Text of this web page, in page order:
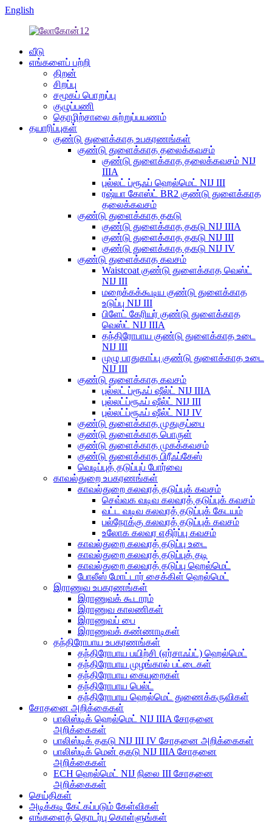
English
வீடு
எங்களைப் பற்றி
திறன்
சிறப்பு
சமூகப் பொறுப்பு
குழுப்பணி
தொழிற்சாலை சுற்றுப்பயணம்
தயாரிப்புகள்
குண்டு துளைக்காத உபகரணங்கள்
குண்டு துளைக்காத தலைக்கவசம்
குண்டு துளைக்காத தலைக்கவசம் NIJ
IIIA
புல்லட் ப்ரூஃப் ஹெல்மெட் NIJ III
ரஷ்யா கோஸ்ட் BR2 குண்டு துளைக்காத
தலைக்கவசம்
குண்டு துளைக்காத தகடு
குண்டு துளைக்காத தகடு NIJ IIIA
குண்டு துளைக்காத தகடு NIJ III
குண்டு துளைக்காத தகடு NIJ IV
குண்டு துளைக்காத கவசம்
Waistcoat குண்டு துளைக்காத வெஸ்ட்
NIJ III
மறைக்கக்கூடிய குண்டு துளைக்காத
உடுப்பு NIJ III
பிளேட் கேரியர் குண்டு துளைக்காத
வெஸ்ட் NIJ IIIA
தந்திரோபாய குண்டு துளைக்காத உடை
NIJ III
முழு பாதுகாப்பு குண்டு துளைக்காத உடை
NIJ III
குண்டு துளைக்காத கவசம்
புல்லட் ப்ரூஃப் ஷீல்ட் NIJ IIIA
புல்லட்ப்ரூஃப் ஷீல்ட் NIJ III
புல்லட்ப்ரூஃப் ஷீல்ட் NIJ IV
குண்டு துளைக்காத முதுகுப்பை
குண்டு துளைக்காத பொருள்
குண்டு துளைக்காத முகக்கவசம்
குண்டு துளைக்காத பிரீஃப்கேஸ்
வெடிப்புத் தடுப்புப் போர்வை
காவல்துறை உபகரணங்கள்
காவல்துறை கலவரத் தடுப்புக் கவசம்
செவ்வக வடிவ கலவரத் தடுப்புக் கவசம்
வட்ட வடிவ கலவரத் தடுப்புக் கேடயம்
பல்நோக்கு கலவரத் தடுப்புக் கவசம்
உலோக கலவர எதிர்ப்பு கவசம்
காவல்துறை கலவரத் தடுப்பு உடை
காவல்துறை கலவரத் தடுப்புத் தடி
காவல்துறை கலவரத் தடுப்பு ஹெல்மெட்
போலீஸ் மோட்டார் சைக்கிள் ஹெல்மெட்
இராணுவ உபகரணங்கள்
இராணுவக் கூடாரம்
இராணுவ காலணிகள்
இராணுவப் பை
இராணுவக் கண்ணாடிகள்
தந்திரோபாய உபகரணங்கள்
தந்திரோபாய பயிற்சி (ஏர்சாஃப்ட்) ஹெல்மெட்
தந்திரோபாய முழங்கால் பட்டைகள்
தந்திரோபாய கையுறைகள்
தந்திரோபாய பெல்ட்
தந்திரோபாய ஹெல்மெட் துணைக்கருவிகள்
சோதனை அறிக்கைகள்
பாலிஸ்டிக் ஹெல்மெட் NIJ IIIA சோதனை
அறிக்கைகள்
பாலிஸ்டிக் தகடு NIJ III IV சோதனை அறிக்கைகள்
பாலிஸ்டிக் மென் தகடு NIJ IIIA சோதனை
அறிக்கைகள்
ECH ஹெல்மெட் NIJ நிலை III சோதனை
அறிக்கைகள்
செய்திகள்
அடிக்கடி கேட்கப்படும் கேள்விகள்
எங்களைத் தொடர்பு கொள்ளுங்கள்